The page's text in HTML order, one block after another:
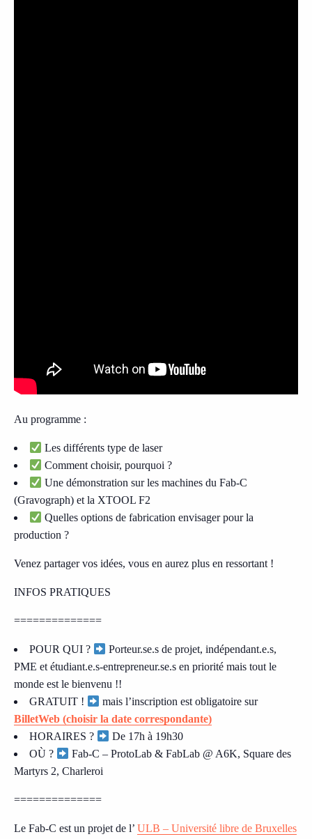
Au programme :
Les différents type de laser
Comment choisir, pourquoi ?
Une démonstration sur les machines du Fab-C
(Gravograph) et la XTOOL F2
Quelles options de fabrication envisager pour la
production ?​
Venez partager vos idées, vous en aurez plus en ressortant !
INFOS PRATIQUES
==============
POUR QUI ?
Porteur.se.s de projet, indépendant.e.s,
PME et étudiant.e.s-entrepreneur.se.s en priorité mais tout le
monde est le bienvenu !!
GRATUIT !
mais l’inscription est obligatoire sur
BilletWeb (choisir la date correspondante)
HORAIRES ?
De 17h à 19h30
OÙ ?
Fab-C – ProtoLab & FabLab @ A6K, Square des
Martyrs 2, Charleroi
==============
Le Fab-C est un projet de l’ ULB – Université libre de Bruxelles